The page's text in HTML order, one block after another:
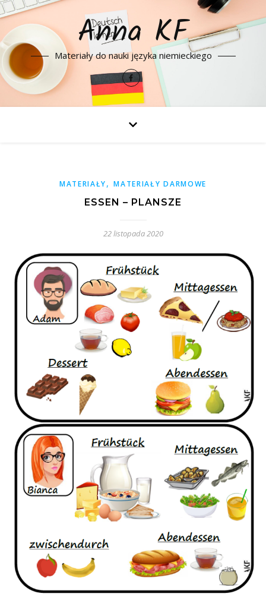
Anna KF
Materiały do nauki języka niemieckiego
MATERIAŁY,MATERIAŁY DARMOWE
ESSEN – PLANSZE
22 listopada 2020